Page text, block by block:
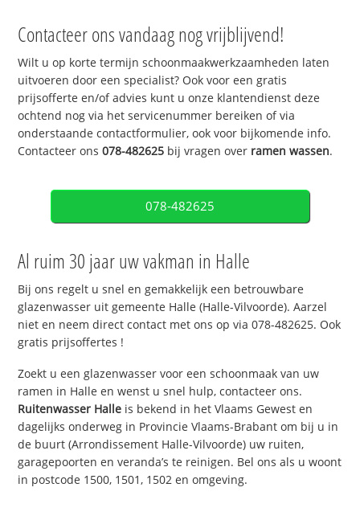
Contacteer ons vandaag nog vrijblijvend!
Wilt u op korte termijn schoonmaakwerkzaamheden laten
uitvoeren door een specialist? Ook voor een gratis
prijsofferte en/of advies kunt u onze klantendienst deze
ochtend nog via het servicenummer bereiken of via
onderstaande contactformulier, ook voor bijkomende info.
Contacteer ons078-482625 bij vragen over ramen wassen.
078-482625
Al ruim 30 jaar uw vakman in Halle
Bij ons regelt u snel en gemakkelijk een betrouwbare
glazenwasser uit gemeente Halle (Halle-Vilvoorde). Aarzel
niet en neem direct contact met ons op via 078-482625. Ook
gratis prijsoffertes !
Zoekt u een glazenwasser voor een schoonmaak van uw
ramen in Halle en wenst u snel hulp, contacteer ons.
Ruitenwasser Halle is bekend in het Vlaams Gewest en
dagelijks onderweg in Provincie Vlaams-Brabant om bij u in
de buurt (Arrondissement Halle-Vilvoorde) uw ruiten,
garagepoorten en veranda’s te reinigen. Bel ons als u woont
in postcode 1500, 1501, 1502 en omgeving.